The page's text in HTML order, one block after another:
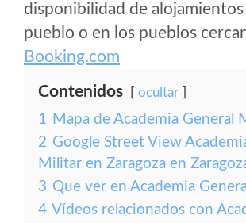
disponibilidad de
pueblo o en los pueblos
Booking.com
Contenidos ocultar
1 Mapa de Academia General
2 Google Street View
Militar en Zaragoza en
3 Que ver en Academia
4 Vídeos relacionados con